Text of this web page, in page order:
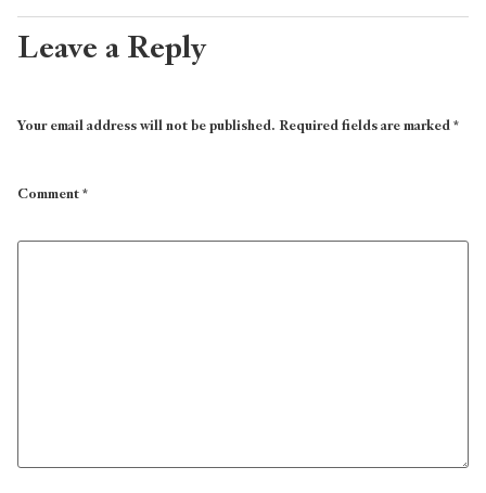
Leave a Reply
Your email address will not be published.Required fields are marked*
Comment*